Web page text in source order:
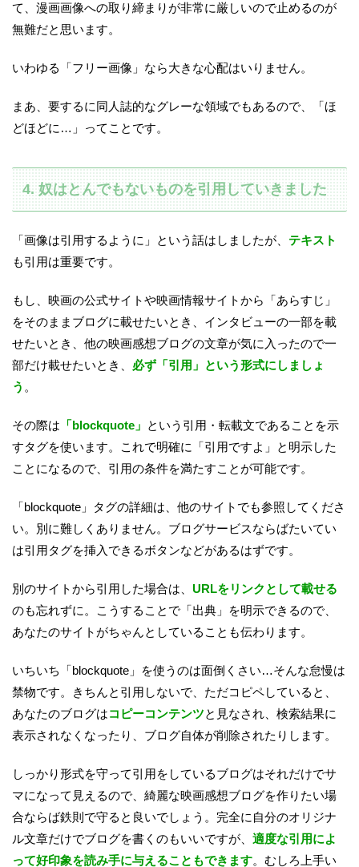
て、漫画画像への取り締まりが非常に厳しいので止めるのが
無難だと思います。
いわゆる「フリー画像」なら大きな心配はいりません。
まあ、要するに同人誌的なグレーな領域でもあるので、「ほ
どほどに…」ってことです。
4. 奴はとんでもないものを引用していきました
「画像は引用するように」という話はしましたが、 テキスト
も引用は重要です。
もし、映画の公式サイトや映画情報サイトから「あらすじ」
をそのままブログに載せたいとき、インタビューの一部を載
せたいとき、他の映画感想ブログの文章が気に入ったので一
部だけ載せたいとき、 必ず「引用」という形式にしましょ
う 。
その際は 「blockquote」 という引用・転載文であることを示
すタグを使います。これで明確に「引用ですよ」と明示した
ことになるので、引用の条件を満たすことが可能です。
「blockquote」タグの詳細は、他のサイトでも参照してくださ
い。別に難しくありません。ブログサービスならばたいてい
は引用タグを挿入できるボタンなどがあるはずです。
別のサイトから引用した場合は、 URLをリンクとして載せる
のも忘れずに。こうすることで「出典」を明示できるので、
あなたのサイトがちゃんとしていることも伝わります。
いちいち「blockquote」を使うのは面倒くさい…そんな怠慢は
禁物です。きちんと引用しないで、ただコピペしていると、
あなたのブログはコピーコンテンツと見なされ、検索結果に
表示されなくなったり、ブログ自体が削除されたりします。
しっかり形式を守って引用をしているブログはそれだけでサ
マになって見えるので、綺麗な映画感想ブログを作りたい場
合ならば鉄則で守ると良いでしょう。完全に自分のオリジナ
ル文章だけでブログを書くのもいいですが、 適度な引用によ
って好印象を読み手に与えることもできます。むしろ上手い